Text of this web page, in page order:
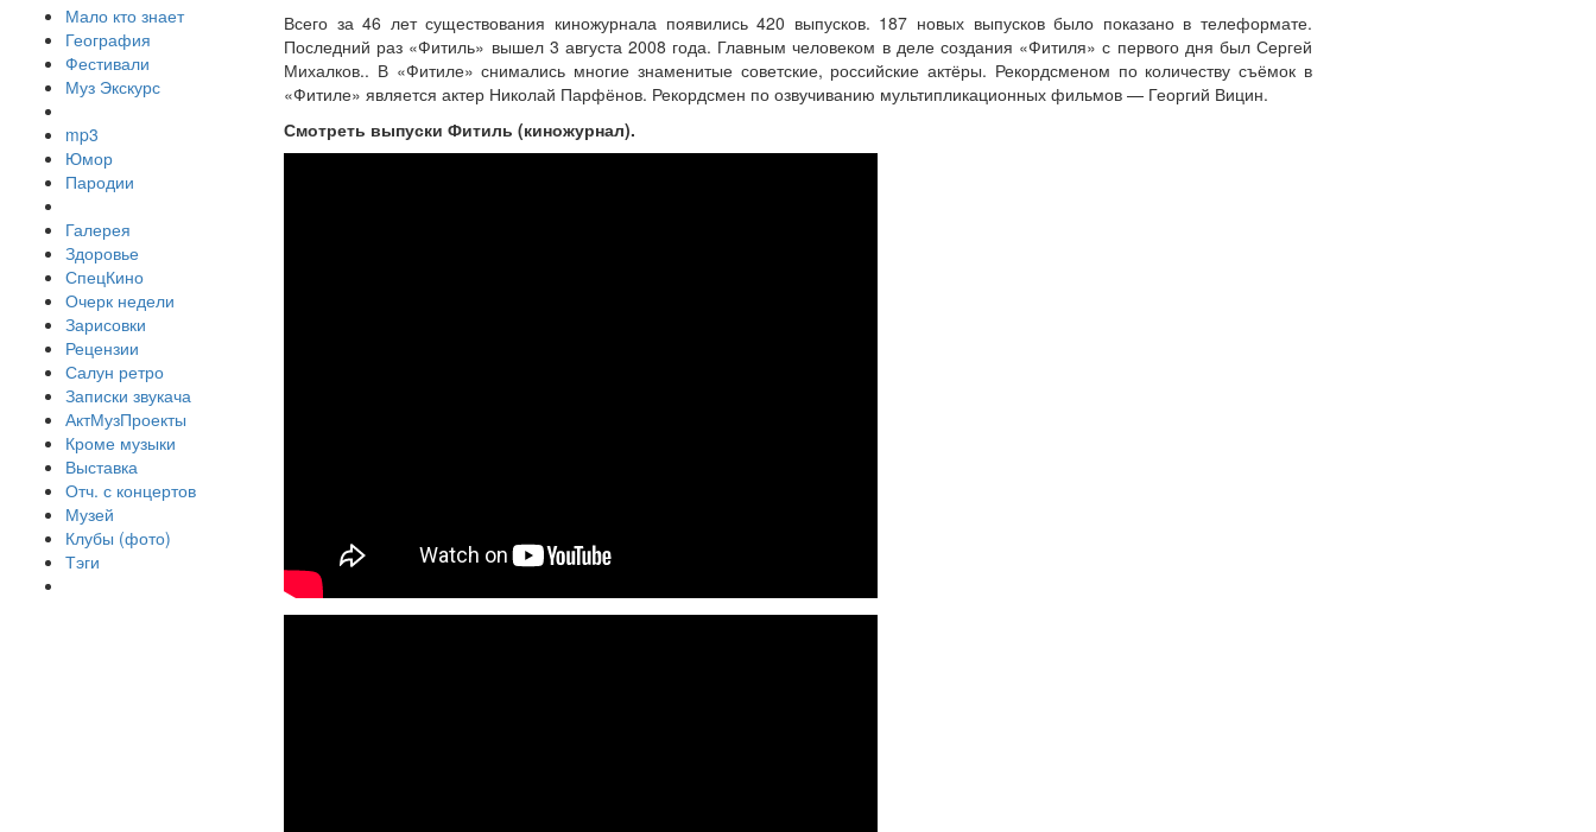
Мало кто знает
География
Фестивали
Муз Экскурс
mp3
Юмор
Пародии
Галерея
Здоровье
СпецКино
Очерк недели
Зарисовки
Рецензии
Салун ретро
Записки звукача
АктМузПроекты
Кроме музыки
Выставка
Отч. с концертов
Музей
Клубы (фото)
Тэги
Всего за 46 лет существования киножурнала появились 420 выпусков. 187 новых выпусков было показано в телеформате.
Последний раз «Фитиль» вышел 3 августа 2008 года. Главным человеком в деле создания «Фитиля» с первого дня был Сергей
Михалков.. В «Фитиле» снимались многие знаменитые советские, российские актёры. Рекордсменом по количеству съёмок в
«Фитиле» является актер Николай Парфёнов. Рекордсмен по озвучиванию мультипликационных фильмов — Георгий Вицин.
Смотреть выпуски Фитиль (киножурнал).